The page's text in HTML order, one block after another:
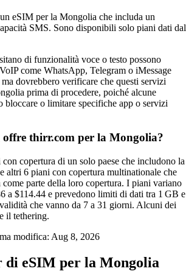
eSIM per la Mongolia che includa un
SMS. Sono disponibili solo piani dati dal
di funzionalità voce o testo possono
come WhatsApp, Telegram o iMessage
dovrebbero verificare che questi servizi
prima di procedere, poiché alcune
bloccare o limitare specifiche app o servizi
thirr.com per la Mongolia?
copertura di un solo paese che includono la
altri 6 piani con copertura multinationale che
parte della loro copertura. I piani variano
a $114.44 e prevedono limiti di dati tra 1 GB e
che vanno da 7 a 31 giorni. Alcuni dei
il tethering.
modifica: Aug 8, 2026
eSIM per la Mongolia